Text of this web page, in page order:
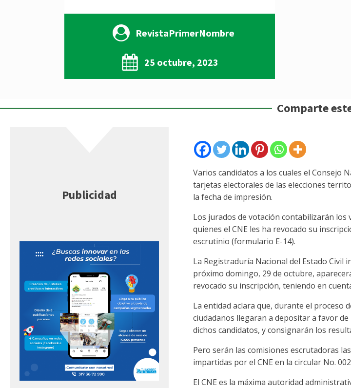
RevistaPrimerNombre
25 octubre, 2023
Comparte
Publicidad
Varios candidatos a los cuales el Consejo
tarjetas electorales de las elecciones
la fecha de impresión.
Los jurados de votación contabilizarán
quienes el CNE les ha revocado su
escrutinio (formulario E-14).
La Registraduría Nacional del Estado
próximo domingo, 29 de octubre,
revocado su inscripción, teniendo en
La entidad aclara que, durante el proceso
ciudadanos llegaran a depositar a favor
dichos candidatos, y consignarán los
Pero serán las comisiones escrutadoras
impartidas por el CNE en la circular No.
El CNE es la máxima autoridad